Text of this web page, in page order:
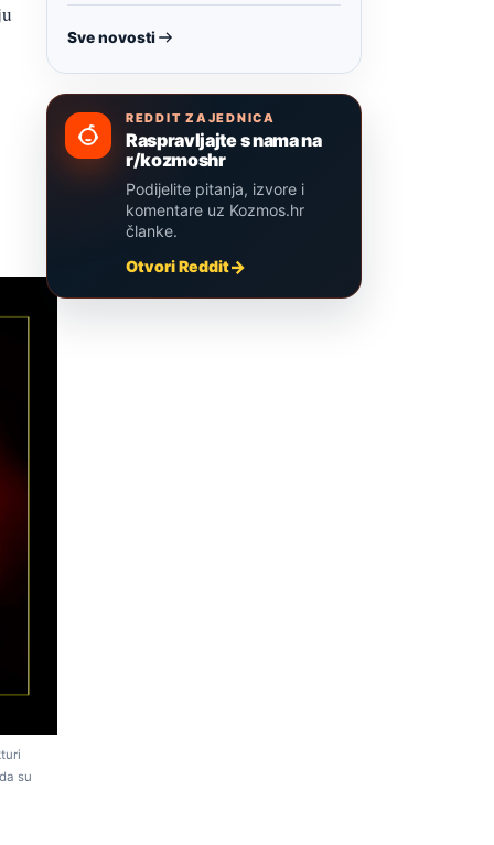
su
Sve novosti
REDDIT ZAJEDNICA
Raspravljajte s nama na
r/kozmoshr
Podijelite pitanja, izvore i
komentare uz Kozmos.hr
članke.
Otvori Reddit